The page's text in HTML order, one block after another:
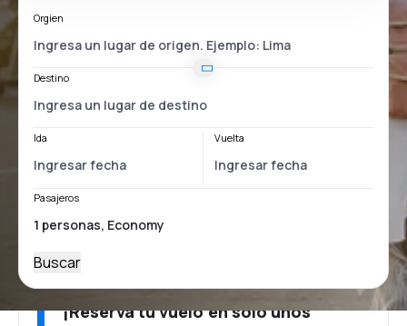
Orgien
Destino
Ida Vuelta
Pasajeros
Buscar
¡Reserva tu vuelo en solo unos